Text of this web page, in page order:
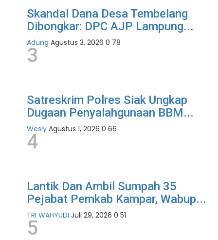
Skandal Dana Desa Tembelang
Dibongkar: DPC AJP Lampung...
Adung Agustus 3, 2026 0 78
3
Satreskrim Polres Siak Ungkap
Dugaan Penyalahgunaan BBM...
Wesly Agustus 1, 2026 0 66
4
Lantik Dan Ambil Sumpah 35
Pejabat Pemkab Kampar, Wabup...
TRI WAHYUDI Juli 29, 2026 0 51
5